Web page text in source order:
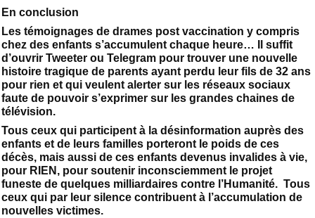
En conclusion
Les témoignages de drames post vaccination y compris
chez des enfants s’accumulent chaque heure… Il suffit
d’ouvrir Tweeter ou Telegram pour trouver une nouvelle
histoire tragique de parents ayant perdu leur fils de 32 ans
pour rien et qui veulent alerter sur les réseaux sociaux
faute de pouvoir s’exprimer sur les grandes chaines de
télévision.
Tous ceux qui participent à la désinformation auprès des
enfants et de leurs familles porteront le poids de ces
décès, mais aussi de ces enfants devenus invalides à vie,
pour RIEN, pour soutenir inconsciemment le projet
funeste de quelques milliardaires contre l’Humanité. Tous
ceux qui par leur silence contribuent à l’accumulation de
nouvelles victimes.